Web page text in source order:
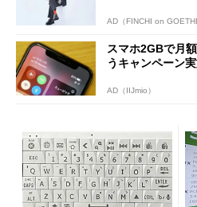
AD（FINCHI on
スマホ2GBで月
うキャンペーン実
AD（IIJmio）